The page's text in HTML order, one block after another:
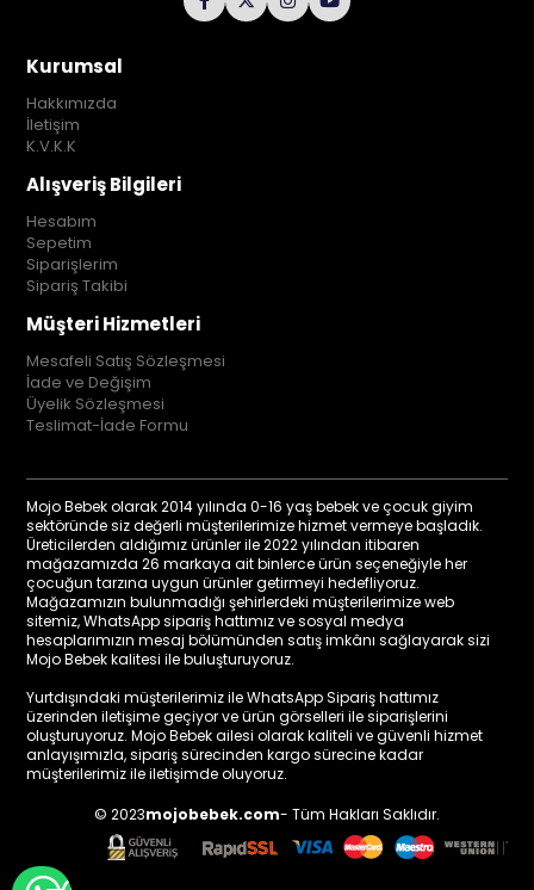
Kurumsal
Hakkımızda
İletişim
K.V.K.K
Alışveriş Bilgileri
Hesabım
Sepetim
Siparişlerim
Sipariş Takibi
Müşteri Hizmetleri
Mesafeli Satış Sözleşmesi
İade ve Değişim
Üyelik Sözleşmesi
Teslimat-İade Formu
Mojo Bebek olarak 2014 yılında 0-16 yaş bebek ve çocuk giyim
sektöründe siz değerli müşterilerimize hizmet vermeye başladık.
Üreticilerden aldığımız ürünler ile 2022 yılından itibaren
mağazamızda 26 markaya ait binlerce ürün seçeneğiyle her
çocuğun tarzına uygun ürünler getirmeyi hedefliyoruz.
Mağazamızın bulunmadığı şehirlerdeki müşterilerimize web
sitemiz, WhatsApp sipariş hattımız ve sosyal medya
hesaplarımızın mesaj bölümünden satış imkânı sağlayarak sizi
Mojo Bebek kalitesi ile buluşturuyoruz.
Yurtdışındaki müşterilerimiz ile WhatsApp Sipariş hattımız
üzerinden iletişime geçiyor ve ürün görselleri ile siparişlerini
oluşturuyoruz. Mojo Bebek ailesi olarak kaliteli ve güvenli hizmet
anlayışımızla, sipariş sürecinden kargo sürecine kadar
müşterilerimiz ile iletişimde oluyoruz.
© 2023mojobebek.com- Tüm Hakları Saklıdır.